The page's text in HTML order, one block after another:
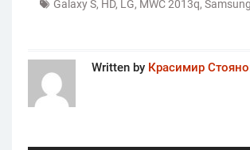
Galaxy S, HD, LG, MWC 2013q, Samsung
Written by Красимир